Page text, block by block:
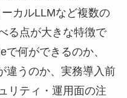
カルLLMなど複数の
る点が大きな特徴で
何ができるのか、
違うのか、実務導入前
リティ・運用面の注